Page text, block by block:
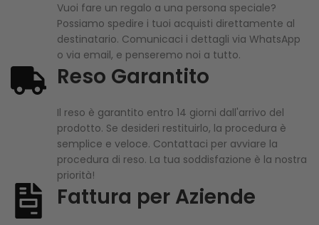
Vuoi fare un regalo a una persona speciale?
Possiamo spedire i tuoi acquisti direttamente al
destinatario. Comunicaci i dettagli via WhatsApp
o via email, e penseremo noi a tutto.
Reso Garantito
Il reso è garantito entro 14 giorni dall'arrivo del
prodotto. Se desideri restituirlo, la procedura è
semplice e veloce. Contattaci per avviare la
procedura di reso. La tua soddisfazione è la nostra
priorità!
Fattura per Aziende